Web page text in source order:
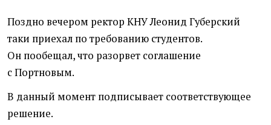
Поздно вечером ректор КНУ Леонид Губерский
таки приехал по требованию студентов.
Он пообещал, что разорвет соглашение
с Портновым.
В данный момент подписывает соответствующее
решение.